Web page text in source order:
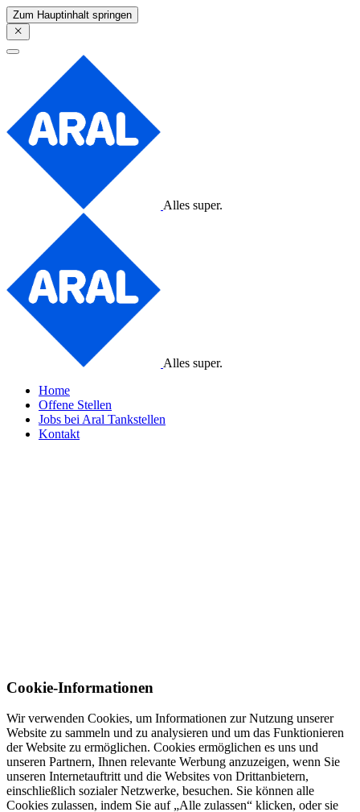
Zum Hauptinhalt springen
Alles super.
Alles super.
Home
Offene Stellen
Jobs bei Aral Tankstellen
Kontakt
Cookie-Informationen
Wir verwenden Cookies, um Informationen zur Nutzung unserer
Website zu sammeln und zu analysieren und um das Funktionieren
der Website zu ermöglichen. Cookies ermöglichen es uns und
unseren Partnern, Ihnen relevante Werbung anzuzeigen, wenn Sie
unseren Internetauftritt und die Websites von Drittanbietern,
einschließlich sozialer Netzwerke, besuchen. Sie können alle
Cookies zulassen, indem Sie auf „Alle zulassen“ klicken, oder sie